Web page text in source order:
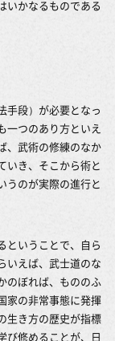
いかなるものである
手段）が必要となっ
一つのあり方といえ
、武術の修練のなか
いき、そこから術と
うのが実際の進行と
ということで、自ら
いえば、武士道のな
のぼれば、もののふ
家の非常事態に発揮
生き方の歴史が指標
び修めることが、日